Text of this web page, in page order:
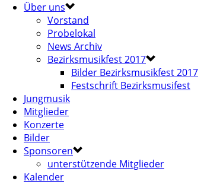
Über uns
Vorstand
Probelokal
News Archiv
Bezirksmusikfest 2017
Bilder Bezirksmusikfest 2017
Festschrift Bezirksmusifest
Jungmusik
Mitglieder
Konzerte
Bilder
Sponsoren
unterstützende Mitglieder
Kalender